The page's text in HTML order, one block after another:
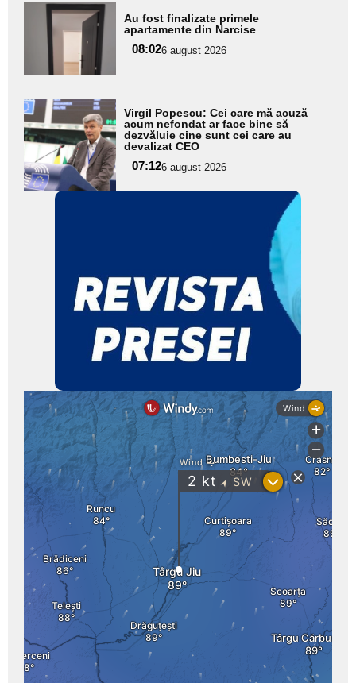
Adaugă
aici textul
pentru
subtitlu
Au fost finalizate primele
apartamente din Narcise
08:026 august 2026
Adaugă
aici textul
pentru
subtitlu
Virgil Popescu: Cei care mă acuză
acum nefondat ar face bine să
dezvăluie cine sunt cei care au
devalizat CEO
07:126 august 2026